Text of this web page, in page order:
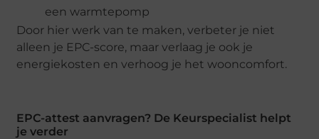
een warmtepomp
Door hier werk van te maken, verbeter je niet
alleen je EPC-score, maar verlaag je ook je
energiekosten en verhoog je het wooncomfort.
EPC-attest aanvragen? De Keurspecialist helpt
je verder